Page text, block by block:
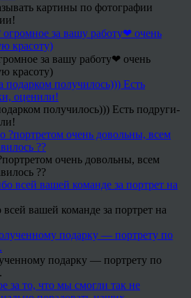
картины по фотографии
за вашу работу❤ очень
красоту)
получилось))) Есть подруги-
очень довольны, всем
??
вашей команде за портрет на
подарку — портрету по